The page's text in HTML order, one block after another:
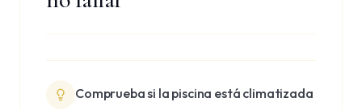
Comprueba si la piscina está climatizada